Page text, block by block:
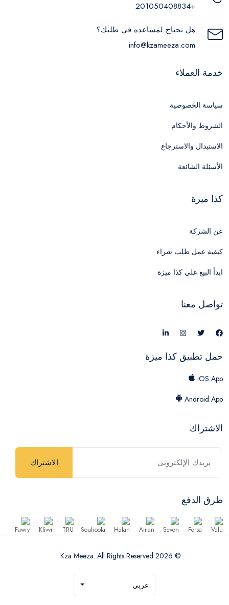
+201050408834
هل تحتاج لمساعده في طلبك؟
info@kzameeza.com
خدمة العملاء
سياسة الخصوصية
الشروط والأحكام
الاستبدال والاسترجاع
الأسئلة الشائعة
كذا ميزة
عن الشركة
كيفية عمل طلب شراء
ابدأ البيع علي كذا ميزة
تواصل معنا
حمل تطبيق كذا ميزة
iOS App
Android App
الاشتراك
الاشتراك
طرق الدفع
© 2026 Kza Meeza. All Rights Reserved
عربي